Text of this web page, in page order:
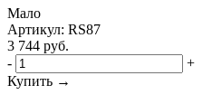
Мало
Артикул: RS87
3 744 руб.
-
+
Купить →